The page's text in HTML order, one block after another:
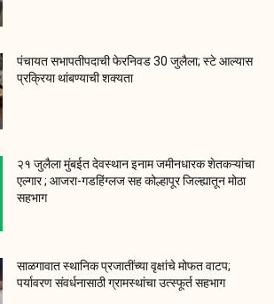
पंचायत सभापतीपदाची फेरनिवड 30 जुलैला; स्टे आल्यास
प्रक्रिया थांबण्याची शक्यता
२१ जुलैला मुंबईत देवस्थान इनाम जमीनधारक शेतकऱ्यांचा
एल्गार ; आजरा-गडहिंग्लज सह कोल्हापूर जिल्ह्यातून मोठा
सहभाग
साळगावात स्थानिक प्रजातींच्या वृक्षांचे मोफत वाटप;
पर्यावरण संवर्धनासाठी ग्रामस्थांचा उत्स्फूर्त सहभाग